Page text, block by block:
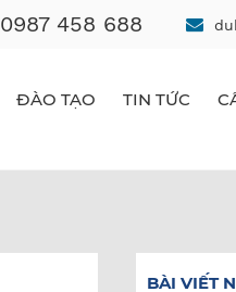
0987 458 688
ĐÀO TẠO TIN TỨC
BÀI VIẾT